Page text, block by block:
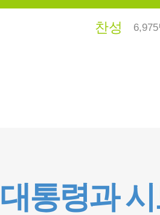
찬성 6,975
대통령과